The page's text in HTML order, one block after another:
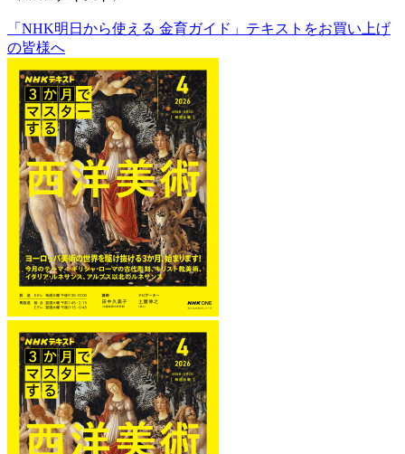
「NHK明日から使える 金育ガイド」テキストをお買い上げ
の皆様へ